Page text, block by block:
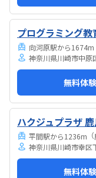
プログラミング
向河原駅から1674m
神奈川県川崎市中原
無料体
ハクジュプラザ
平間駅から1236m （
神奈川県川崎市幸区
無料体